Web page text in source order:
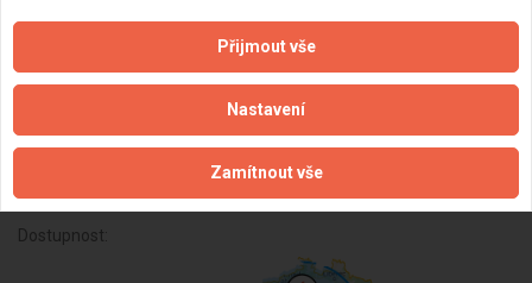
Subjekt: Firma s.r.o.
Plátce
Datum registrace: 22.8.2025
Dostupnost:
Přijmout vše
Nastavení
Zamítnout vše